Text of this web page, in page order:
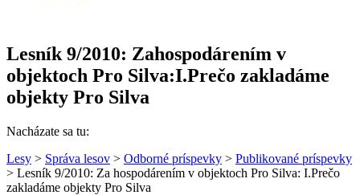
Lesník 9/2010: Zahospodárením v
objektoch Pro Silva:I.Prečo zakladáme
objekty Pro Silva
Nacházate sa tu:
Lesy > Správa lesov > Odborné príspevky > Publikované príspevky
> Lesník 9/2010: Za hospodárením v objektoch Pro Silva: I.Prečo
zakladáme objekty Pro Silva